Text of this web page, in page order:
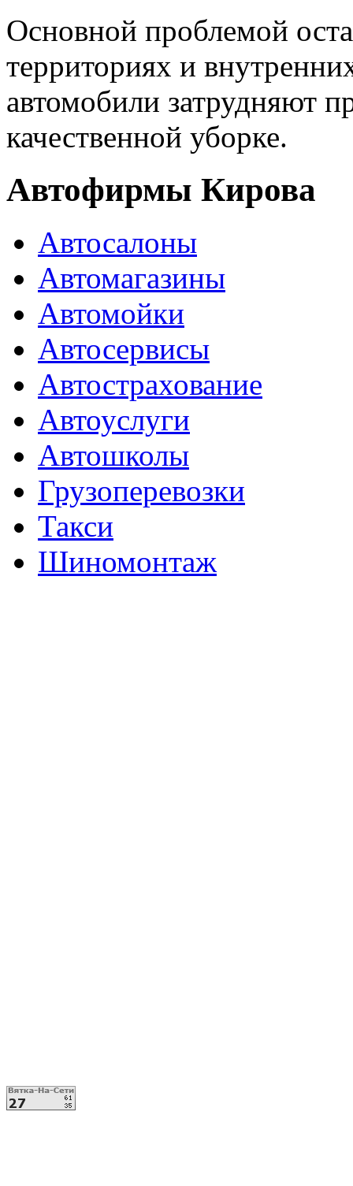
Основной проблемой
территориях и
автомобили затрудняют
качественной уборке.
Автофирмы Кирова
Автосалоны
Автомагазины
Автомойки
Автосервисы
Автострахование
Автоуслуги
Автошколы
Грузоперевозки
Такси
Шиномонтаж